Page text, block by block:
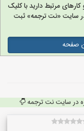
مرتبط دارید با کلیک
سایت «نت ترجمه» ثبت
صفحه
در سایت نت ترجمه